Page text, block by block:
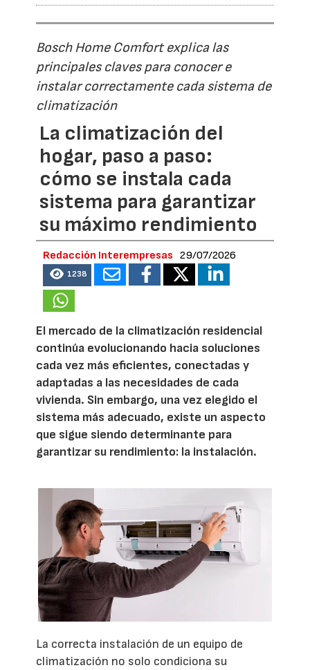
Bosch Home Comfort explica las
principales claves para conocer e
instalar correctamente cada sistema de
climatización
La climatización del
hogar, paso a paso:
cómo se instala cada
sistema para garantizar
su máximo rendimiento
Redacción Interempresas 29/07/2026
1238
El mercado de la climatización residencial
continúa evolucionando hacia soluciones
cada vez más eficientes, conectadas y
adaptadas a las necesidades de cada
vivienda. Sin embargo, una vez elegido el
sistema más adecuado, existe un aspecto
que sigue siendo determinante para
garantizar su rendimiento: la instalación.
La correcta instalación de un equipo de
climatización no solo condiciona su